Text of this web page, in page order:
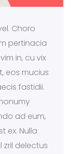
Choro
pertinacia
in, cu vix
eos mucius
fastidii.
ad eum,
ex. Nulla
zril delectus